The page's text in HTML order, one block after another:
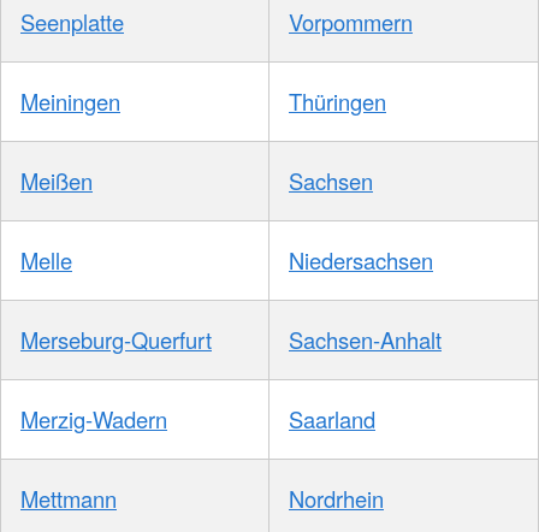
Seenplatte
Vorpommern
Meiningen Thüringen
Meißen Sachsen
Melle Niedersachsen
Merseburg-Querfurt Sachsen-Anhalt
Merzig-Wadern Saarland
Mettmann Nordrhein